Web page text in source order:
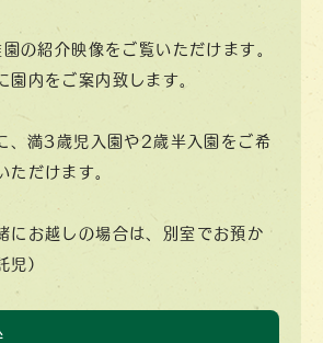
紹介映像をご覧いただけます。
内をご案内致します。
満3歳児入園や2歳半入園をご希
だけます。
お越しの場合は、別室でお預か
）